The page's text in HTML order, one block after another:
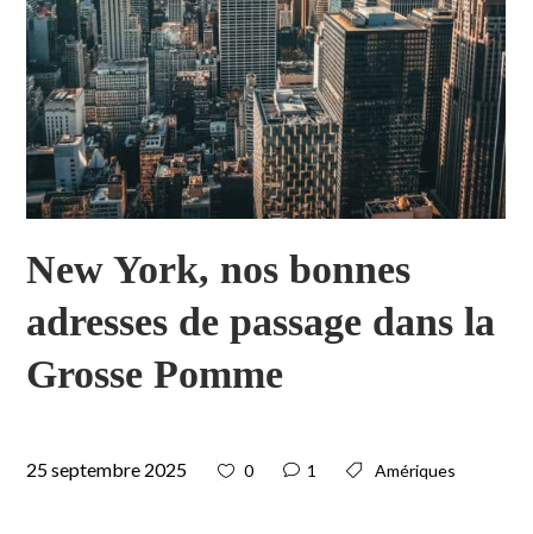
New York, nos bonnes
adresses de passage dans la
Grosse Pomme
25 septembre 2025 0 1 Amériques